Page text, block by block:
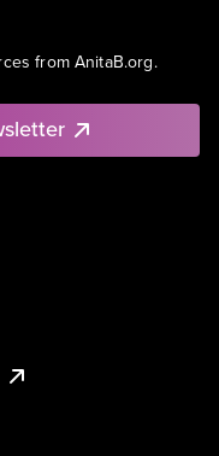
from AnitaB.org.